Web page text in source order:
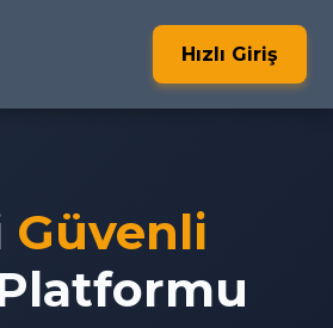
Hızlı Giriş
Güvenli